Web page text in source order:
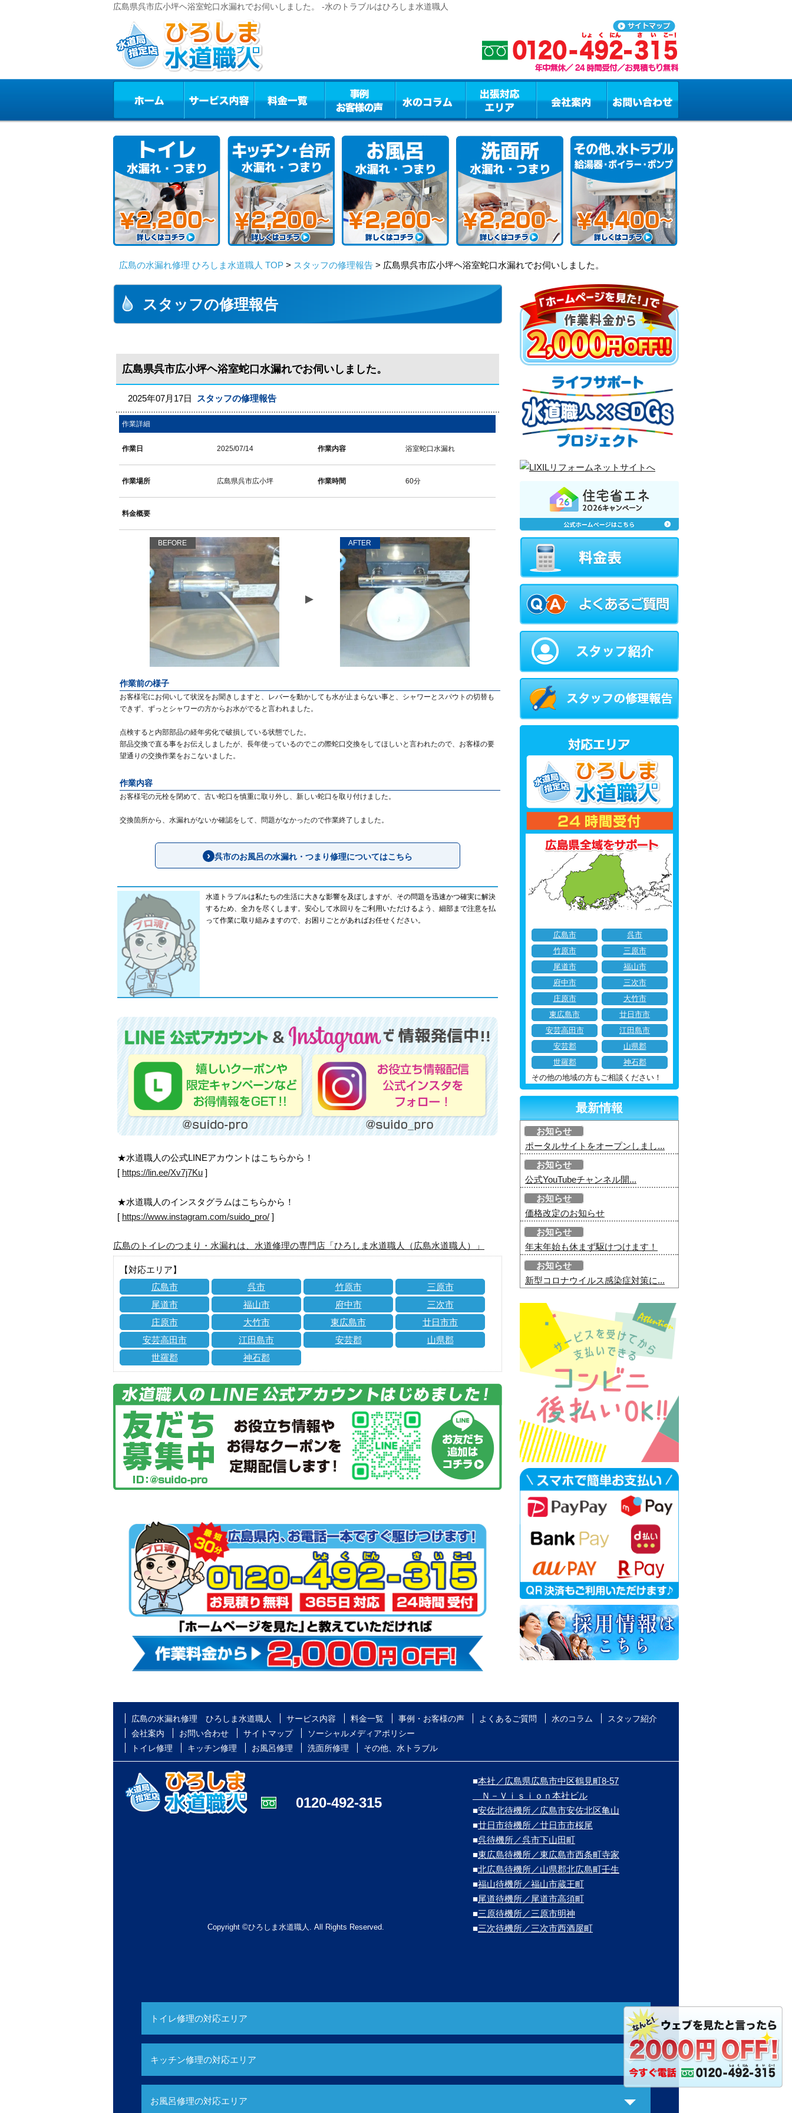
広島県呉市広小坪ヘ浴室蛇口水漏れでお伺いしました。 -水のトラブルはひろしま水道職人
広島の水漏れ修理 ひろしま水道職人 TOP > スタッフの修理報告 > 広島県呉市広小坪ヘ浴室蛇口水漏れでお伺いしました。
スタッフの修理報告
広島県呉市広小坪ヘ浴室蛇口水漏れでお伺いしました。
2025年07月17日 スタッフの修理報告
作業詳細
作業日 2025/07/14 作業内容 浴室蛇口水漏れ
作業場所 広島県呉市広小坪 作業時間 60分
料金概要
BEFORE AFTER
作業前の様子
お客様宅にお伺いして状況をお聞きしますと、レバーを動かしても水が止まらない事と、シャワーとスパウトの切替も
できず、ずっとシャワーの方からお水がでると言われました。
点検すると内部部品の経年劣化で破損している状態でした。
部品交換で直る事をお伝えしましたが、長年使っているのでこの際蛇口交換をしてほしいと言われたので、お客様の要
望通りの交換作業をおこないました。
作業内容
お客様宅の元栓を閉めて、古い蛇口を慎重に取り外し、新しい蛇口を取り付けました。
交換箇所から、水漏れがないか確認をして、問題がなかったので作業終了しました。
呉市のお風呂の水漏れ・つまり修理についてはこちら
水道トラブルは私たちの生活に大きな影響を及ぼしますが、その問題を迅速かつ確実に解決
するため、全力を尽くします。安心して水回りをご利用いただけるよう、細部まで注意を払
って作業に取り組みますので、お困りごとがあればお任せください。
★水道職人の公式LINEアカウントはこちらから！
[ https://lin.ee/Xv7j7Ku ]
★水道職人のインスタグラムはこちらから！
[ https://www.instagram.com/suido_pro/ ]
広島のトイレのつまり・水漏れは、水道修理の専門店「ひろしま水道職人（広島水道職人）」
【対応エリア】
広島市
呉市 竹原市
三原市
尾道市
福山市 府中市
三次市
庄原市
大竹市 東広島市
廿日市市
安芸高田市
江田島市 安芸郡
山県郡
世羅郡
神石郡
広島市
呉市
竹原市
三原市
尾道市
福山市
府中市
三次市
庄原市
大竹市
東広島市
廿日市市
安芸高田市
江田島市
安芸郡
山県郡
世羅郡
神石郡
その他の地域の方もご相談ください！
最新情報
お知らせ
ポータルサイトをオープンしまし...
お知らせ
公式YouTubeチャンネル開...
お知らせ
価格改定のお知らせ
お知らせ
年末年始も休まず駆けつけます！
お知らせ
新型コロナウイルス感染症対策に...
広島の水漏れ修理 ひろしま水道職人 サービス内容 料金一覧 事例・お客様の声 よくあるご質問 水のコラム
スタッフ紹介
会社案内
お問い合わせ サイトマップ
ソーシャルメディアポリシー
トイレ修理
キッチン修理 お風呂修理 洗面所修理 その他、水トラブル
0120-492-315
■本社／広島県広島市中区鶴見町8-57
Ｎ－Ｖｉｓｉｏｎ本社ビル
■安佐北待機所／広島市安佐北区亀山
■廿日市待機所／廿日市市桜尾
■呉待機所／呉市下山田町
■東広島待機所／東広島市西条町寺家
■北広島待機所／山県郡北広島町壬生
■福山待機所／福山市蔵王町
■尾道待機所／尾道市高須町
■三原待機所／三原市明神
■三次待機所／三次市西酒屋町
Copyright ©ひろしま水道職人. All Rights Reserved.
トイレ修理の対応エリア
キッチン修理の対応エリア
お風呂修理の対応エリア